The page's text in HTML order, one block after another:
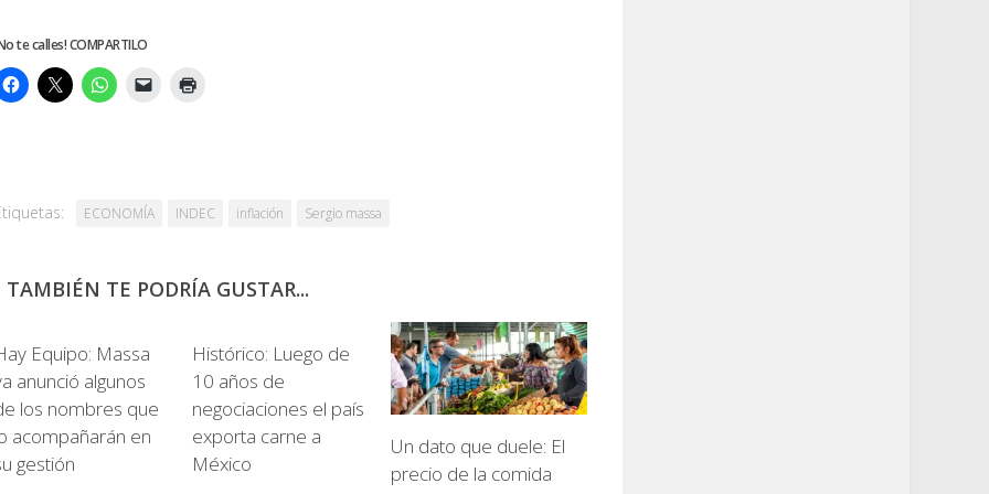
te calles! COMPARTILO
ECONOMÍA INDEC inflación Sergio massa
TAMBIÉN TE PODRÍA GUSTAR...
Equipo: Massa
anunció algunos
los nombres que
acompañarán en
gestión
Histórico: Luego de
10 años de
negociaciones el país
exporta carne a
México
Un dato que duele: El
precio de la comida